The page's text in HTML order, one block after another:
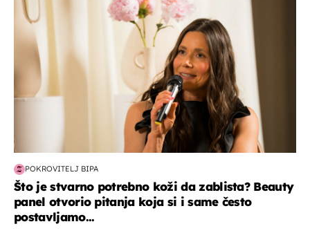
POKROVITELJ BIPA
Što je stvarno potrebno koži da zablista? Beauty
panel otvorio pitanja koja si i same često
postavljamo...